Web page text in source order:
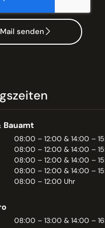
senden
Bauamt
08:00 – 12:00 & 14:00 –
08:00 – 12:00 & 14:00 –
08:00 – 12:00 & 14:00 –
08:00 – 12:00 & 14:00 –
08:00 – 12:00 Uhr
08:00 – 13:00 & 14:00 –